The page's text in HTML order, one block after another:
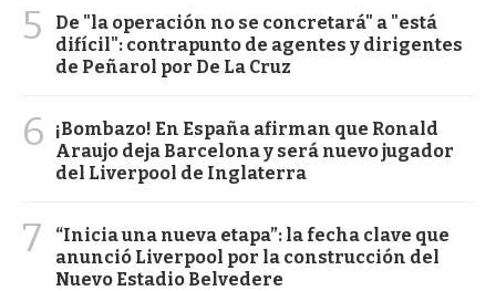
5
De "la operación no se concretará" a "está
difícil": contrapunto de agentes y dirigentes
de Peñarol por De La Cruz
6
¡Bombazo! En España afirman que Ronald
Araujo deja Barcelona y será nuevo jugador
del Liverpool de Inglaterra
7
“Inicia una nueva etapa”: la fecha clave que
anunció Liverpool por la construcción del
Nuevo Estadio Belvedere